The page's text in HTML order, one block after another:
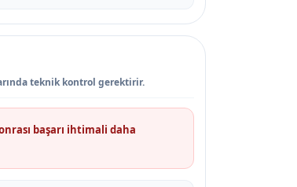
teknik kontrol gerektirir.
başarı ihtimali daha